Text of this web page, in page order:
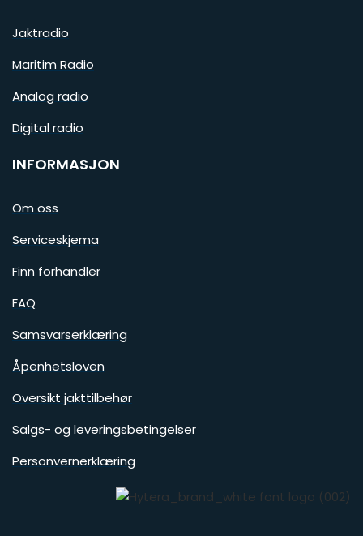
Jaktradio
Maritim Radio
Analog radio
Digital radio
INFORMASJON
Om oss
Serviceskjema
Finn forhandler
FAQ
Samsvarserklæring
Åpenhetsloven
Oversikt jakttilbehør
Salgs- og leveringsbetingelser
Personvernerklæring